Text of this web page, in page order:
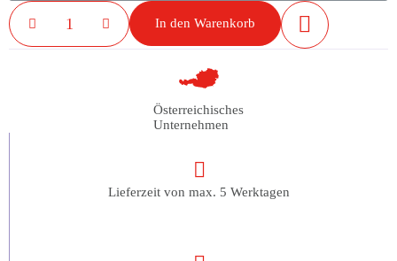
In den Warenkorb
Österreichisches
Unternehmen
Lieferzeit von max. 5 Werktagen